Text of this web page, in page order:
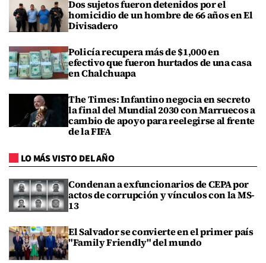
Dos sujetos fueron detenidos por el
homicidio de un hombre de 66 años en El
Divisadero
Policía recupera más de $1,000 en
efectivo que fueron hurtados de una casa
en Chalchuapa
The Times: Infantino negocia en secreto
la final del Mundial 2030 con Marruecos a
cambio de apoyo para reelegirse al frente
de la FIFA
LO MÁS VISTO DEL AÑO
Condenan a exfuncionarios de CEPA por
actos de corrupción y vínculos con la MS-
13
El Salvador se convierte en el primer país
"Family Friendly" del mundo